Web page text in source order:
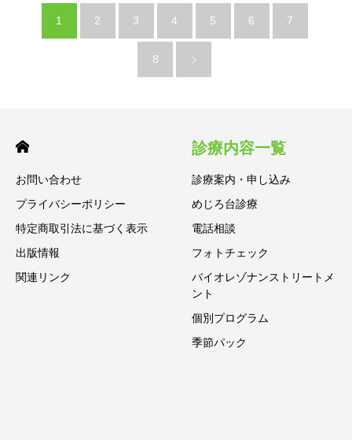
1 2 3 4 5 6 7
8
お問い合わせ
プライバシーポリシー
特定商取引法に基づく表示
出版情報
関連リンク
診療内容一覧
診療案内・申し込み
めじろ台診療
電話相談
フォトチェック
バイオレゾナンストリートメ
ント
個別プログラム
季節パック